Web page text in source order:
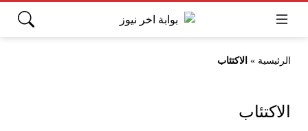
الرئيسية » الاكتئاب
الاكتئاب